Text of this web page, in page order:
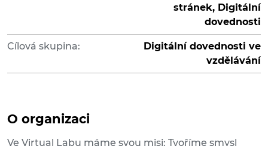
stránek, Digitální
dovednosti
Cílová skupina:
Digitální dovednosti ve
vzdělávání
O organizaci
Ve Virtual Labu máme svou misi: Tvoříme smysl